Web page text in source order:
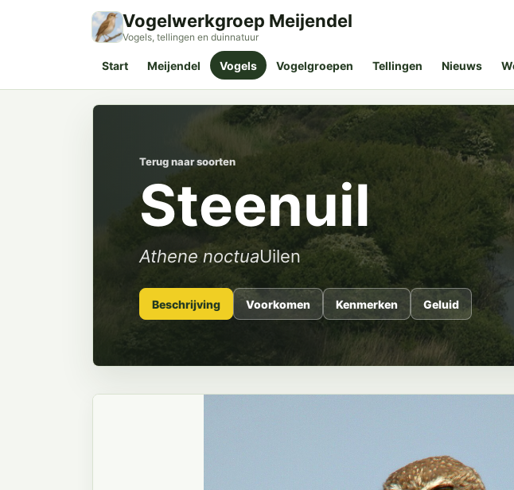
Vogelwerkgroep Meijendel
Vogels, tellingen en duinnatuur
Start Meijendel Vogels Vogelgroepen Tellingen Nieuws
Terug naar soorten
Steenuil
Athene noctuaUilen
Beschrijving Voorkomen Kenmerken Geluid